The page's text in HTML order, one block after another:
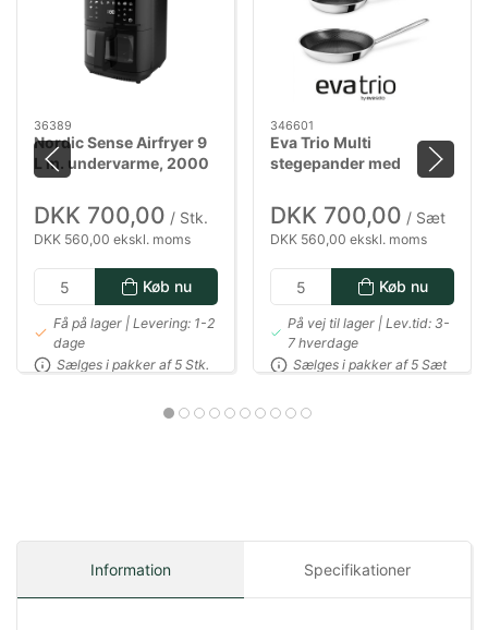
36389
Nordic Sense Airfryer 9
L m. undervarme, 2000
watt i sort
DKK 700,00 / Stk.
DKK 560,00 ekskl. moms
Køb nu
Få på lager | Levering: 1-2
dage
Sælges i pakker af 5 Stk.
346601
Eva Trio Multi
stegepander med
Mosaic keramisk Slip-
Let belægning - 24 & 28
cm
DKK 700,00 / Sæt
DKK 560,00 ekskl. moms
Køb nu
På vej til lager | Lev.tid: 3-
7 hverdage
Sælges i pakker af 5 Sæt
Information Specifikationer